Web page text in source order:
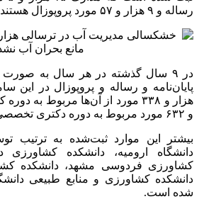
رساله و ۹ هزار و ۵۷ مورد پروپوزال هستند.
و ۶۳۲ مورد مربوط به دوره دکتری تخصصی (PhD) است.
بیشتر این موارد ثبت‌شده به ترتیب
دانشگاه ارومیه، دانشکده کشاورزی
کشاورزی فردوسی مشهد، دانشکده
دانشکده کشاورزی و منابع طبیعی
شده است.